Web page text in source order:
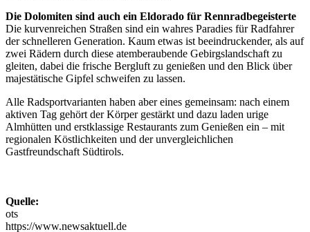
Die Dolomiten sind auch ein Eldorado für Rennradbegeisterte
Die kurvenreichen Straßen sind ein wahres Paradies für Radfahrer
der schnelleren Generation. Kaum etwas ist beeindruckender, als auf
zwei Rädern durch diese atemberaubende Gebirgslandschaft zu
gleiten, dabei die frische Bergluft zu genießen und den Blick über
majestätische Gipfel schweifen zu lassen.
Alle Radsportvarianten haben aber eines gemeinsam: nach einem
aktiven Tag gehört der Körper gestärkt und dazu laden urige
Almhütten und erstklassige Restaurants zum Genießen ein – mit
regionalen Köstlichkeiten und der unvergleichlichen
Gastfreundschaft Südtirols.
Quelle:
ots
https://www.newsaktuell.de